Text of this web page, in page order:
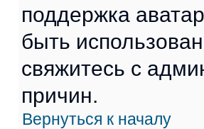
поддержка
быть
свяжитесь с
причин.
Вернуться к началу